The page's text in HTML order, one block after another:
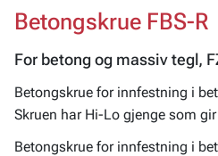
Betongskrue FBS-R
For betong og massiv tegl,
Betongskrue for innfestning i
Skruen har Hi-Lo gjenge som
Betongskrue for innfestning i